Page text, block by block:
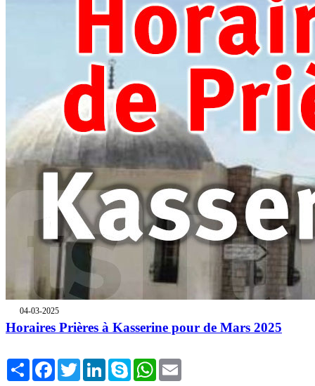
04-03-2025
Horaires Prières à Kasserine pour de Mars 2025
Share FacebookTwitterLinkedInSkype WhatsApp